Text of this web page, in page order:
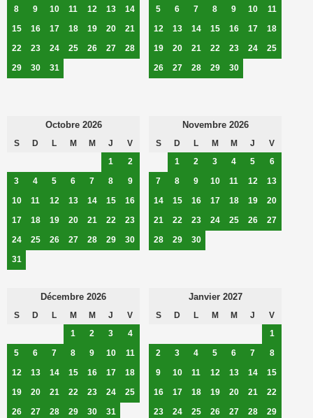
8 9 10 11 12 13
14
15
16 17 18 19 20
21
22
23 24 25 26 27
28
29
30 31
5 6 7 8 9 10
11
12
13 14 15 16 17
18
19
20 21 22 23 24
25
26
27 28 29 30
Octobre 2026
S D L M M J
V
1
2
3
4 5 6 7 8
9
10
11 12 13 14 15
16
17
18 19 20 21 22
23
24
25 26 27 28 29
30
31
Novembre 2026
S D L M M J
V
1
2 3 4 5
6
7
8 9 10 11 12
13
14
15 16 17 18 19
20
21
22 23 24 25 26
27
28
29 30
Décembre 2026
S D L M M J
V
1
2 3
4
5
6 7 8 9 10
11
12
13 14 15 16 17
18
19
20 21 22 23 24
25
26
27 28 29 30 31
Janvier 2027
S D L M M J
V
1
2
3 4 5 6 7
8
9
10 11 12 13 14
15
16
17 18 19 20 21
22
23
24 25 26 27 28
29